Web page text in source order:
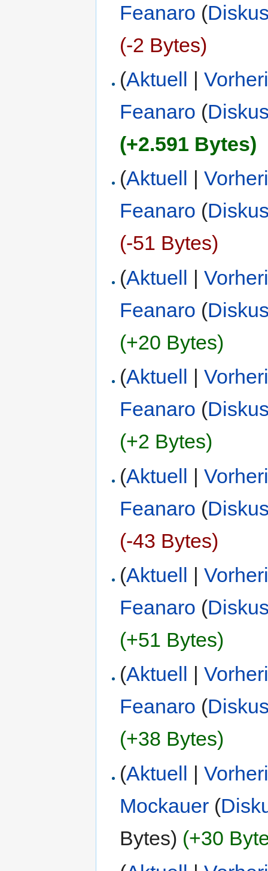
Feanaro (
(-2 Bytes)
(Aktuell |
Feanaro (
(+2.591 Bytes)
(Aktuell |
Feanaro (
(-51 Bytes)
(Aktuell |
Feanaro (
(+20 Bytes)
(Aktuell |
Feanaro (
(+2 Bytes)
(Aktuell |
Feanaro (
(-43 Bytes)
(Aktuell |
Feanaro (
(+51 Bytes)
(Aktuell |
Feanaro (
(+38 Bytes)
(Aktuell |
Mockauer (
Bytes) (+30